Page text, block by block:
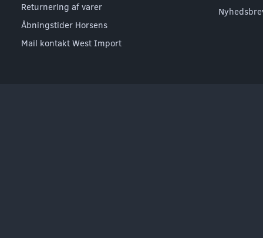
Returnering af varer
Åbningstider Horsens
Mail kontakt West Import